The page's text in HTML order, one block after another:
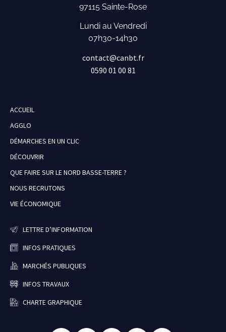
97115 Sainte-Rose
Lundi au Vendredi
07h30-14h30
contact@canbt.fr
0590 01 00 81
ACCUEIL
AGGLO
DÉMARCHES EN UN CLIC
DÉCOUVRIR
QUE FAIRE SUR LE NORD BASSE-TERRE ?
NOUS RECRUTONS
VIE ÉCONOMIQUE
LETTRE D’INFORMATION
INFOS PRATIQUES
MARCHÉS PUBLIQUES
INFOS TRAVAUX
CHARTE GRAPHIQUE